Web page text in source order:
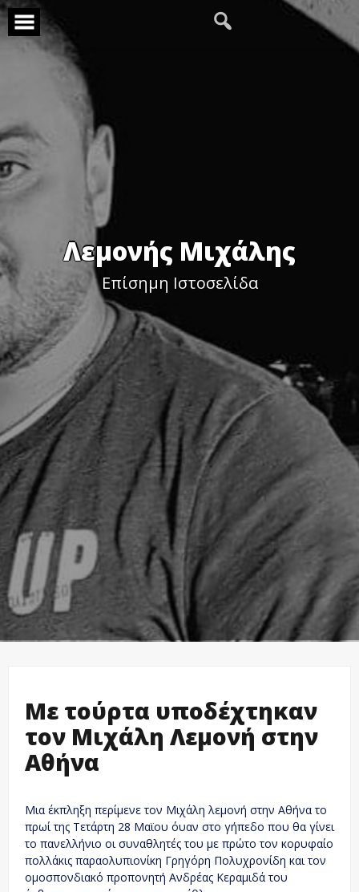
Skip
to
content
Λεμονής Μιχάλης
Επίσημη Ιστοσελίδα
Με τούρτα υποδέχτηκαν
τον Μιχάλη Λεμονή στην
Αθήνα
Μια έκπληξη περίμενε τον Μιχάλη λεμονή στην Αθήνα το
πρωί της Τετάρτη 28 Μαϊου όυαν στο γήπεδο που θα γίνει
το πανελλήνιο οι συναθλητές του με πρώτο τον κορυφαίο
πολλάκις παραολυπιονίκη Γρηγόρη Πολυχρονίδη και τον
ομοσπονδιακό προπονητή Ανδρέας Κεραμιδά του